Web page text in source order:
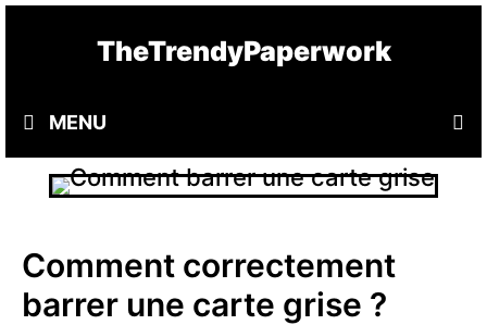
TheTrendyPaperwork
MENU
Comment correctement
barrer une carte grise ?